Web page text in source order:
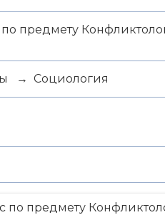
предмету
→ Социология
по предмету